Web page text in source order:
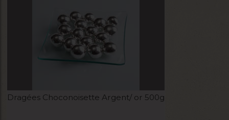
Dragées Choconoisette Argent/ or 500g